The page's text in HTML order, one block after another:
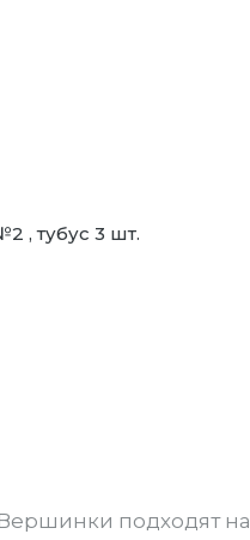
, тубус 3 шт.
подходят на